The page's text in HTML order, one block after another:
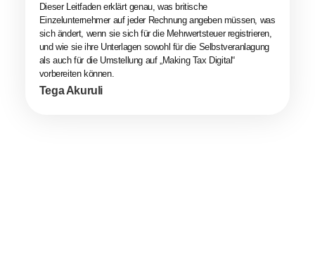
Dieser Leitfaden erklärt genau, was britische
Einzelunternehmer auf jeder Rechnung angeben müssen, was
sich ändert, wenn sie sich für die Mehrwertsteuer registrieren,
und wie sie ihre Unterlagen sowohl für die Selbstveranlagung
als auch für die Umstellung auf „Making Tax Digital“
vorbereiten können.
Tega Akuruli